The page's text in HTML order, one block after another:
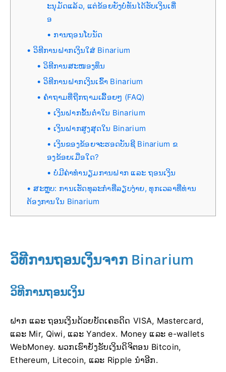
ະນຸມັດແລ້ວ, ແຕ່ຂ້ອຍຍັງບໍ່ທັນໄດ້ຮັບເງິນເທື່
ອ
ການຖອນໂບນັດ
ວິທີການຝາກເງິນໃສ່ Binarium
ວິທີການສະໜອງທຶນ
ວິທີການຝາກເງິນເຂົ້າ Binarium
ຄຳຖາມທີ່ຖືກຖາມເລື້ອຍໆ (FAQ)
ເງິນຝາກຂັ້ນຕ່ຳໃນ Binarium
ເງິນຝາກສູງສຸດໃນ Binarium
ເງິນຂອງຂ້ອຍຈະຮອດບັນຊີ Binarium ຂ
ອງຂ້ອຍເມື່ອໃດ?
ບໍ່ມີຄ່າທຳນຽມການຝາກ ແລະ ຖອນເງິນ
ສະຫຼຸບ: ການເຮັດທຸລະກຳທີ່ລຽບງ່າຍ, ທຸກເວລາທີ່ທ່ານ
ຕ້ອງການໃນ Binarium
ວິທີການຖອນເງິນຈາກ Binarium
ວິທີການຖອນເງິນ
ຝາກ ແລະ ຖອນເງິນດ້ວຍບັດເຄຣດິດ VISA, Mastercard,
ແລະ Mir, Qiwi, ແລະ Yandex. Money ແລະ e-wallets
WebMoney. ພວກເຮົາຍັງຮັບເງິນດິຈິຕອນ Bitcoin,
Ethereum, Litecoin, ແລະ Ripple ນຳອີກ.